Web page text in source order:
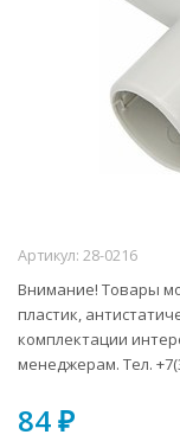
Артикул: 28-0216
Внимание! Товары
пластик,
комплектации
менеджерам. Тел.
84 ₽